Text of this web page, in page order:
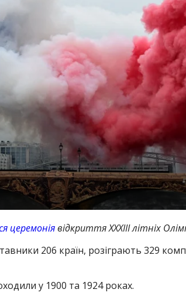
церемоніявідкриття ХХХIII літніх
206 країн, розіграють 329
у 1900 та 1924 роках.